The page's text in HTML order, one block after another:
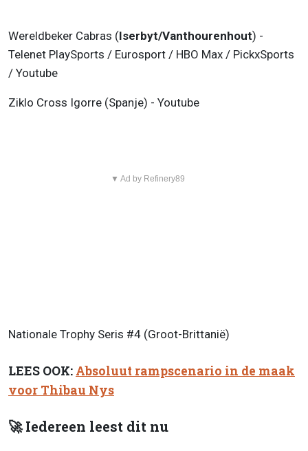
Wereldbeker Cabras (Iserbyt/Vanthourenhout) -
Telenet PlaySports / Eurosport / HBO Max / PickxSports
/ Youtube
Ziklo Cross Igorre (Spanje) - Youtube
▼ Ad by Refinery89
Nationale Trophy Seris #4 (Groot-Brittanië)
LEES OOK: Absoluut rampscenario in de maak
voor Thibau Nys
🚀 Iedereen leest dit nu